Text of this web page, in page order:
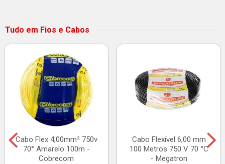
Tudo em Fios e Cabos
Cabo Flex 4,00mm² 750v
70° Amarelo 100m -
Cobrecom
Cabo Flexível 6,00 mm
100 Metros 750 V 70 °C
- Megatron